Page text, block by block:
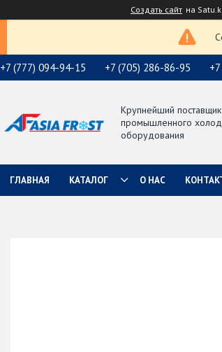
Создать сайт на
+7 (777) 094-94-15 +7 (705) 286-86-95
Крупнейший поставщик
промышленного
оборудования
ГЛАВНАЯ КАТАЛОГ О НАС